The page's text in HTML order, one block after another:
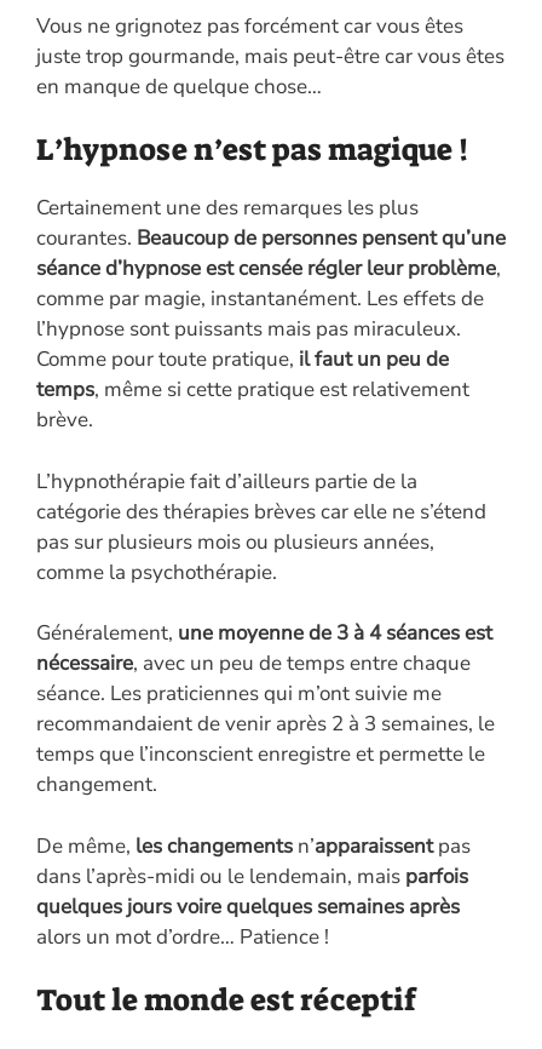
Vous ne grignotez pas forcément car vous êtes
juste trop gourmande, mais peut-être car vous êtes
en manque de quelque chose…
L’hypnose n’est pas magique !
Certainement une des remarques les plus
courantes. Beaucoup de personnes pensent qu’une
séance d’hypnose est censée régler leur problème,
comme par magie, instantanément. Les effets de
l’hypnose sont puissants mais pas miraculeux.
Comme pour toute pratique, il faut un peu de
temps, même si cette pratique est relativement
brève.
L’hypnothérapie fait d’ailleurs partie de la
catégorie des thérapies brèves car elle ne s’étend
pas sur plusieurs mois ou plusieurs années,
comme la psychothérapie.
Généralement, une moyenne de 3 à 4 séances est
nécessaire, avec un peu de temps entre chaque
séance. Les praticiennes qui m’ont suivie me
recommandaient de venir après 2 à 3 semaines, le
temps que l’inconscient enregistre et permette le
changement.
De même, les changements n’apparaissentpas
dans l’après-midi ou le lendemain, mais parfois
quelques jours voire quelques semaines après
alors un mot d’ordre… Patience !
Tout le monde est réceptif